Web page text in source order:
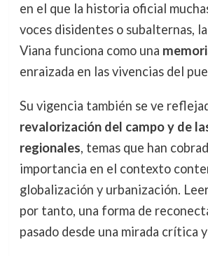
en el que la historia oficial
voces disidentes o subalternas,
Viana funciona como una
enraizada en las vivencias del
Su vigencia también se ve
revalorización del campo y de
regionales, temas que han
importancia en el contexto
globalización y urbanización.
por tanto, una forma de
pasado desde una mirada crítica